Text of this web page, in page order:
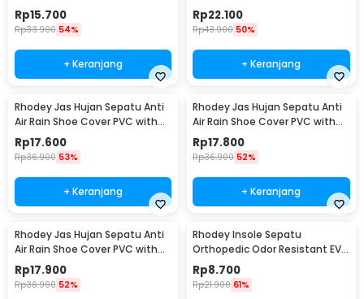
Foam L - ZYD17
Rp15.700
Rp33.900 54%
+ Keranjang
Silicone Gel S
Rp22.100
Rp43.900 50%
+ Keranjang
Rhodey Jas Hujan Sepatu Anti
Air Rain Shoe Cover PVC with
Zipper M - F-300
Rp17.600
Rp36.900 53%
+ Keranjang
Rhodey Jas Hujan Sepatu Anti
Air Rain Shoe Cover PVC with
Zipper L - F-300
Rp17.800
Rp36.900 52%
+ Keranjang
Rhodey Jas Hujan Sepatu Anti
Air Rain Shoe Cover PVC with
Zipper XL - F-300
Rp17.900
Rp36.900 52%
Rhodey Insole Sepatu
Orthopedic Odor Resistant EVA
Foam 35 - Y3Y27
Rp8.700
Rp21.900 61%